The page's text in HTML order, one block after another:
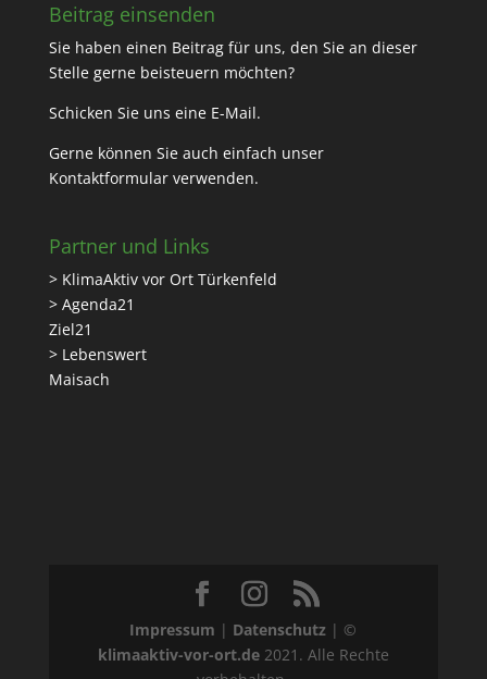
Beitrag einsenden
Sie haben einen Beitrag für uns, den Sie an dieser
Stelle gerne beisteuern möchten?
Schicken Sie uns eine E-Mail.
Gerne können Sie auch einfach unser
Kontaktformularverwenden.
Partner und Links
> KlimaAktiv vor Ort Türkenfeld
> Agenda21
Ziel21
> Lebenswert
Maisach
Impressum | Datenschutz | ©
klimaaktiv-vor-ort.de2021. Alle Rechte